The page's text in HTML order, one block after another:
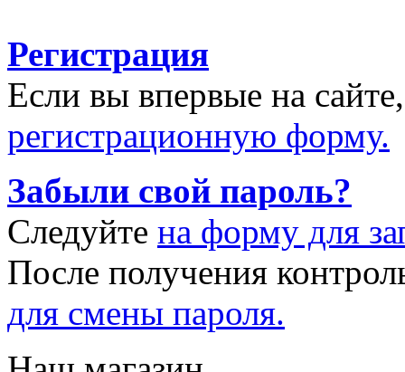
Регистрация
Если вы впервые на
регистрационную форму.
Забыли свой пароль?
Следуйте на форму для
После получения
для смены пароля.